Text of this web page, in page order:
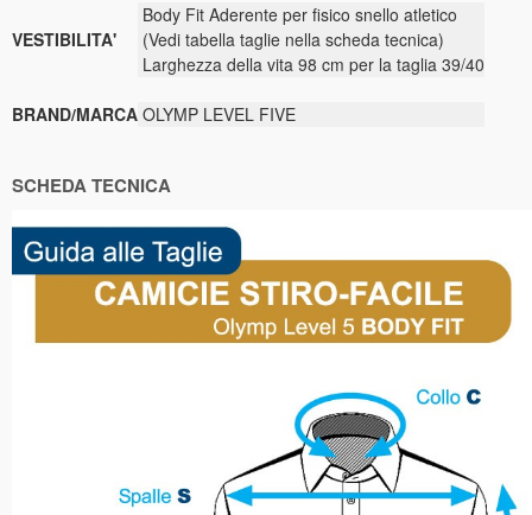
VESTIBILITA'
Body Fit Aderente per fisico snello atletico
(Vedi tabella taglie nella scheda tecnica)
Larghezza della vita 98 cm per la taglia 39/40
BRAND/MARCA OLYMP LEVEL FIVE
SCHEDA TECNICA